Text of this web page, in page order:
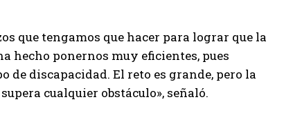
que tengamos que hacer para lograr que la
hecho ponernos muy eficientes, pues
de discapacidad. El reto es grande, pero la
cualquier obstáculo», señaló.